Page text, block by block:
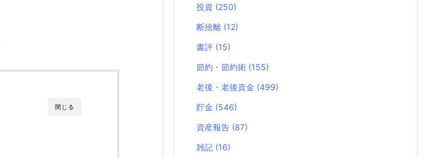
閉じる
投資 (250)
断捨離 (12)
書評 (15)
節約・節約術 (155)
老後・老後資金 (499)
貯金 (546)
資産報告 (87)
雑記 (16)